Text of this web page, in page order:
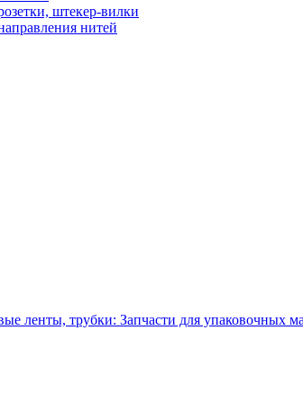
штекер-вилки
нитей
ленты, трубки: Запчасти для упаковочных